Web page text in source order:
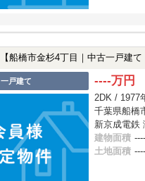
【船橋市金杉4丁目｜中古一戸建て
一戸建て ----万円
2DK / 1977
千葉県船橋
新京成電鉄
建物面積 ----
土地面積 ----